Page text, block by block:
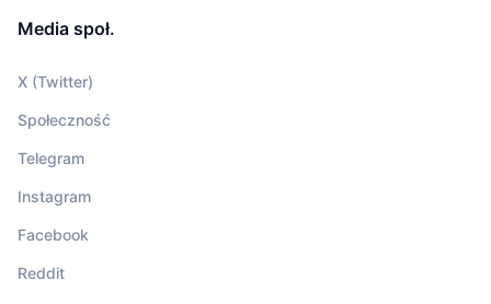
Media społ.
X (Twitter)
Społeczność
Telegram
Instagram
Facebook
Reddit